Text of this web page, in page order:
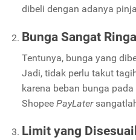
dibeli dengan adanya
Bunga Sangat
Tentunya, bunga yang
Jadi, tidak perlu takut
karena beban bunga
Shopee PayLater
Limit yang